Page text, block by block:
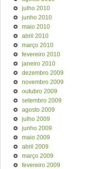
julho 2010
junho 2010
maio 2010
abril 2010
março 2010
fevereiro 2010
janeiro 2010
dezembro 2009
novembro 2009
outubro 2009
setembro 2009
agosto 2009
julho 2009
junho 2009
maio 2009
abril 2009
março 2009
fevereiro 2009